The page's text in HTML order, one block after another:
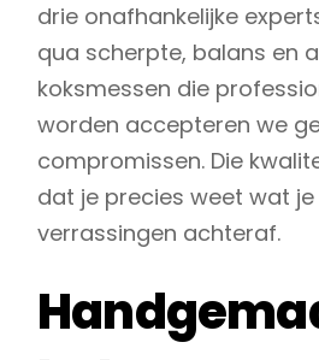
drie onafhankelijke
qua scherpte, balans en
koksmessen die
worden accepteren we
compromissen. Die
dat je precies weet wat
verrassingen achteraf.